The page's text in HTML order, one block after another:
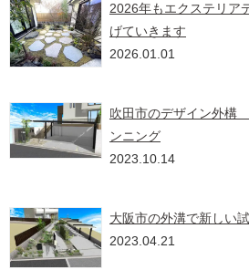
2026年もエクステリア
げていきます
2026.01.01
吹田市のデザイン外構
ンニング
2023.10.14
大阪市の外溝で新しい
2023.04.21